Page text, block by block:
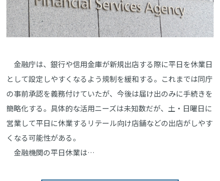
金融庁は、銀行や信用金庫が新規出店する際に平日を休業日
として設定しやすくなるよう規制を緩和する。これまでは同庁
の事前承認を義務付けていたが、今後は届け出のみに手続きを
簡略化する。具体的な活用ニーズは未知数だが、土・日曜日に
営業して平日に休業するリテール向け店舗などの出店がしやす
くなる可能性がある。
金融機関の平日休業は…